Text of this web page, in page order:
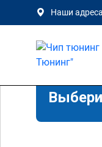
Наши адреса